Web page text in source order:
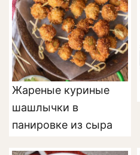
Жареные куриные
шашлычки в
панировке из сыра